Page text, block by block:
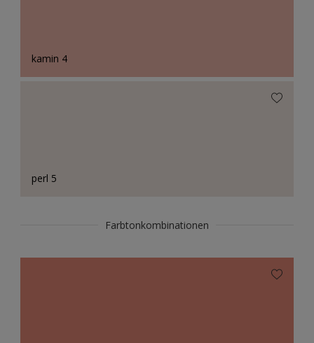
kamin 4
perl 5
Farbtonkombinationen